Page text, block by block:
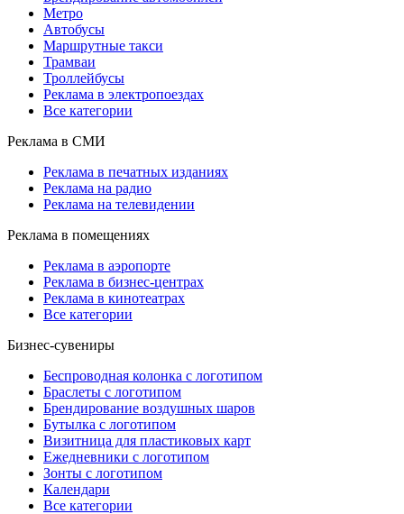
Метро
Автобусы
Маршрутные такси
Трамваи
Троллейбусы
Реклама в электропоездах
Все категории
Реклама в СМИ
Реклама в печатных изданиях
Реклама на радио
Реклама на телевидении
Реклама в помещениях
Реклама в аэропорте
Реклама в бизнес-центрах
Реклама в кинотеатрах
Все категории
Бизнес-сувениры
Беспроводная колонка с логотипом
Браслеты с логотипом
Брендирование воздушных шаров
Бутылка с логотипом
Визитница для пластиковых карт
Ежедневники с логотипом
Зонты с логотипом
Календари
Все категории